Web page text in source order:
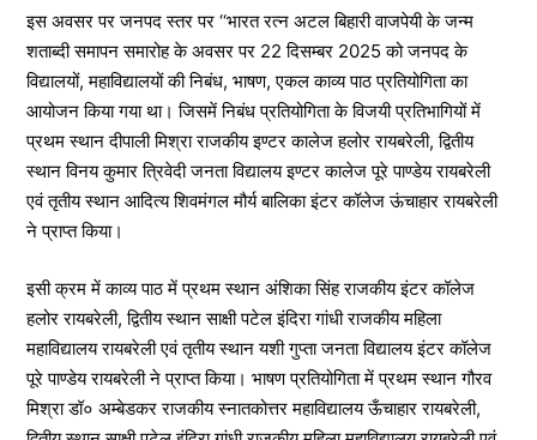
इस अवसर पर जनपद स्तर पर ‘‘भारत रत्न अटल बिहारी वाजपेयी के जन्म
शताब्दी समापन समारोह के अवसर पर 22 दिसम्बर 2025 को जनपद के
विद्यालयों, महाविद्यालयों की निबंध, भाषण, एकल काव्य पाठ प्रतियोगिता का
आयोजन किया गया था। जिसमें निबंध प्रतियोगिता के विजयी प्रतिभागियों में
प्रथम स्थान दीपाली मिश्रा राजकीय इण्टर कालेज हलोर रायबरेली, द्वितीय
स्थान विनय कुमार त्रिवेदी जनता विद्यालय इण्टर कालेज पूरे पाण्डेय रायबरेली
एवं तृतीय स्थान आदित्य शिवमंगल मौर्य बालिका इंटर कॉलेज ऊंचाहार रायबरेली
ने प्राप्त किया।
इसी क्रम में काव्य पाठ में प्रथम स्थान अंशिका सिंह राजकीय इंटर कॉलेज
हलोर रायबरेली, द्वितीय स्थान साक्षी पटेल इंदिरा गांधी राजकीय महिला
महाविद्यालय रायबरेली एवं तृतीय स्थान यशी गुप्ता जनता विद्यालय इंटर कॉलेज
पूरे पाण्डेय रायबरेली ने प्राप्त किया। भाषण प्रतियोगिता में प्रथम स्थान गौरव
मिश्रा डॉ० अम्बेडकर राजकीय स्नातकोत्तर महाविद्यालय ऊँचाहार रायबरेली,